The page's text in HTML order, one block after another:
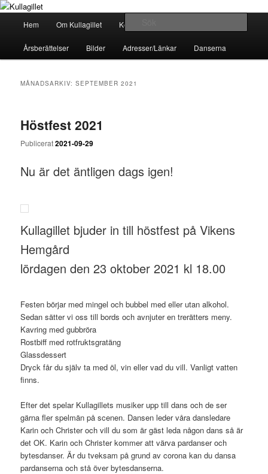
Hoppa
innehåll
Hoppa
sekundärt
innehållKullagillet
Hem Om Kullagillet Kontakter
Årsberättelser Bilder Adresser/Länkar Danserna
MÅNADSARKIV:SEPTEMBER 2021
Höstfest 2021
Publicerat2021-09-29
Nu är det äntligen dags igen!
Kullagillet bjuder in till höstfest på Vikens
Hemgård
lördagen den 23 oktober 2021 kl 18.00
Festen börjar med mingel och bubbel med eller utan alkohol.
Sedan sätter vi oss till bords och avnjuter en trerätters meny.
Kavring med gubbröra
Rostbiff med rotfruktsgratäng
Glassdessert
Dryck får du själv ta med öl, vin eller vad du vill. Vanligt vatten
finns.
Efter det spelar Kullagillets musiker upp till dans och de ser
gärna fler spelmän på scenen. Dansen leder våra dansledare
Karin och Christer och vill du som är gäst leda någon dans så är
det OK. Karin och Christer kommer att värva pardanser och
bytesdanser. Är du tveksam på grund av corona kan du dansa
pardanserna och stå över bytesdanserna.